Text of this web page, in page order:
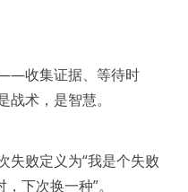
收集证据、等待时
术，是智慧。
失败定义为“我是个失败
下次换一种”。